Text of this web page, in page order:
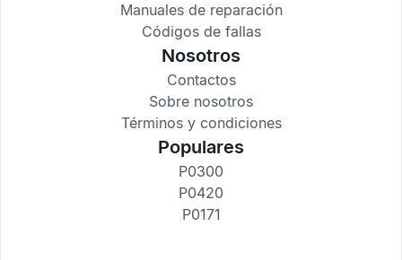
Manuales de reparación
Códigos de fallas
Nosotros
Contactos
Sobre nosotros
Términos y condiciones
Populares
P0300
P0420
P0171